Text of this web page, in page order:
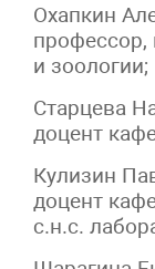
Охапкин
и зоологии;
Старцева
доцент
Кулизин
доцент
с.н.с.